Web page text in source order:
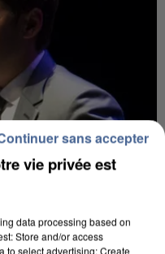
vie privée est
data processing based on
Store and/or access
to select advertising; Create
sans accepter